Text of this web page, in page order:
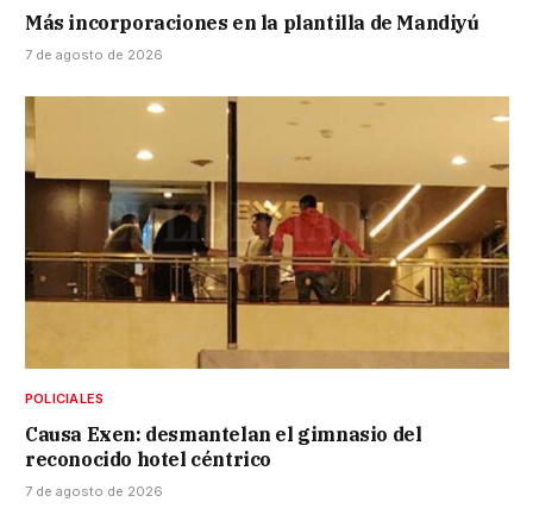
Más incorporaciones en la plantilla de Mandiyú
7 de agosto de 2026
POLICIALES
Causa Exen: desmantelan el gimnasio del
reconocido hotel céntrico
7 de agosto de 2026